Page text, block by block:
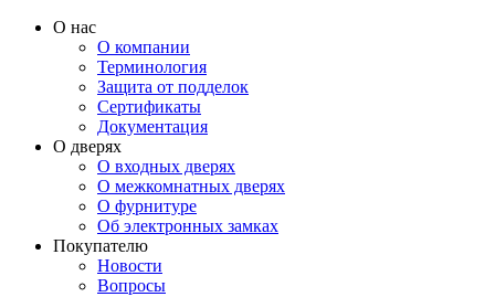
О нас
О компании
Терминология
Защита от подделок
Сертификаты
Документация
О дверях
О входных дверях
О межкомнатных дверях
О фурнитуре
Об электронных замках
Покупателю
Новости
Вопросы